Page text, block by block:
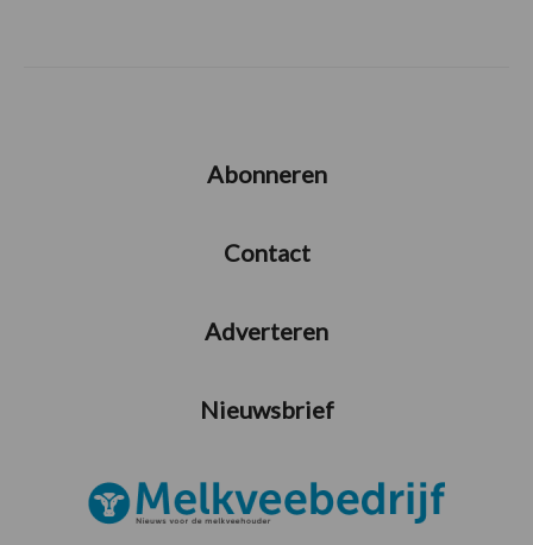
Abonneren
Contact
Adverteren
Nieuwsbrief